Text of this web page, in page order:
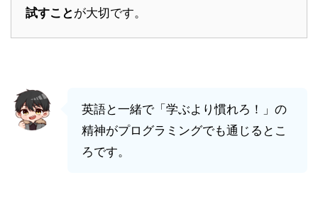
試すことが大切です。
英語と一緒で「学ぶより慣れろ！」の
精神がプログラミングでも通じるとこ
ろです。